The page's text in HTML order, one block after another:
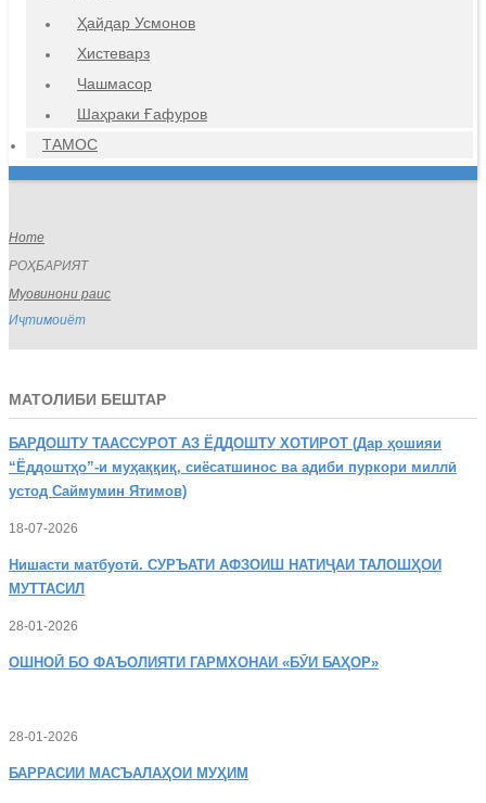
Ҳайдар Усмонов
Хистеварз
Чашмасор
Шаҳраки Ғафуров
ТАМОС
Home
РОҲБАРИЯТ
Муовинони раис
Иҷтимоиёт
МАТОЛИБИ БЕШТАР
БАРДОШТУ ТААССУРОТ АЗ ЁДДОШТУ ХОТИРОТ (Дар ҳошияи
“Ёддоштҳо”-и муҳаққиқ, сиёсатшинос ва адиби пуркори миллӣ
устод Саймумин Ятимов)
18-07-2026
Нишасти матбуотӣ. СУРЪАТИ АФЗОИШ НАТИҶАИ ТАЛОШҲОИ
МУТТАСИЛ
28-01-2026
ОШНОӢ БО ФАЪОЛИЯТИ ГАРМХОНАИ «БӮИ БАҲОР»
28-01-2026
БАРРАСИИ МАСЪАЛАҲОИ МУҲИМ